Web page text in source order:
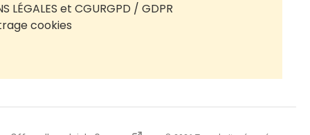
LÉGALES et CGURGPD / GDPR
cookies